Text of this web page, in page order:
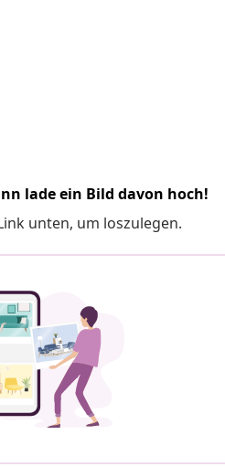
lade ein Bild davon hoch!
unten, um loszulegen.